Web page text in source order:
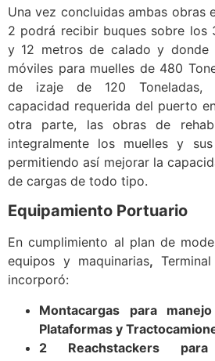
Una vez concluidas ambas obras
2 podrá recibir buques sobre los
y 12 metros de calado y donde
móviles para muelles de 480
de izaje de 120 Toneladas,
capacidad requerida del puerto
otra parte, las obras de
integralmente los muelles y
permitiendo así mejorar la
de cargas de todo tipo.
Equipamiento Portuario
En cumplimiento al plan de
equipos y maquinarias,
incorporó:
Montacargas para
Plataformas y
2 Reachstackers